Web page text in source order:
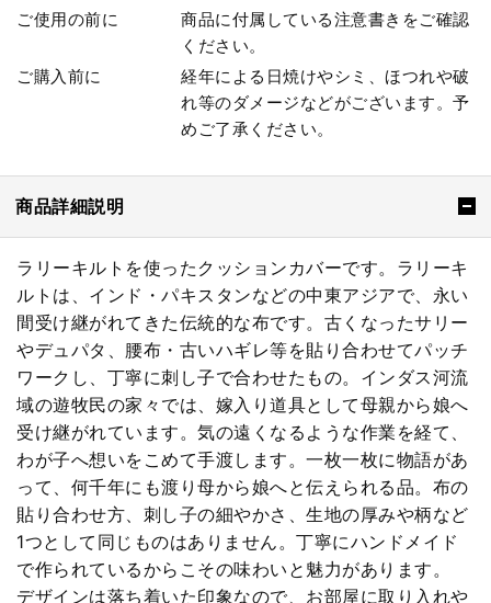
ご使用の前に
商品に付属している注意書きをご確認
ください。
ご購入前に
経年による日焼けやシミ、ほつれや破
れ等のダメージなどがございます。予
めご了承ください。
商品詳細説明
ラリーキルトを使ったクッションカバーです。ラリーキ
ルトは、インド・パキスタンなどの中東アジアで、永い
間受け継がれてきた伝統的な布です。古くなったサリー
やデュパタ、腰布・古いハギレ等を貼り合わせてパッチ
ワークし、丁寧に刺し子で合わせたもの。インダス河流
域の遊牧民の家々では、嫁入り道具として母親から娘へ
受け継がれています。気の遠くなるような作業を経て、
わが子へ想いをこめて手渡します。一枚一枚に物語があ
って、何千年にも渡り母から娘へと伝えられる品。布の
貼り合わせ方、刺し子の細やかさ、生地の厚みや柄など
1つとして同じものはありません。丁寧にハンドメイド
で作られているからこその味わいと魅力があります。
デザインは落ち着いた印象なので、お部屋に取り入れや